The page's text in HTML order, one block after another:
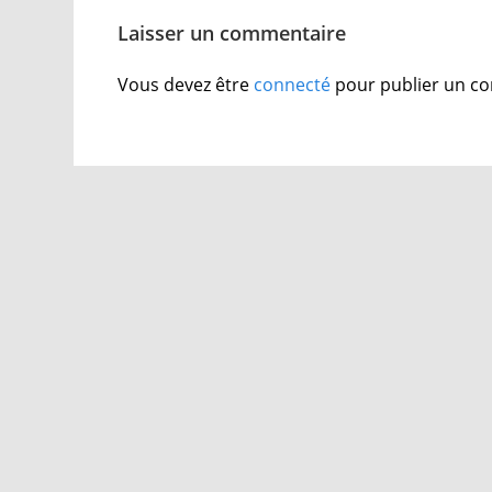
Laisser un commentaire
Vous devez être connecté pour publier un